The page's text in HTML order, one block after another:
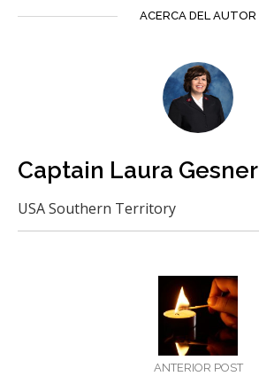
ACERCA DEL AUTOR
Captain Laura Gesner
USA Southern Territory
ANTERIOR POST